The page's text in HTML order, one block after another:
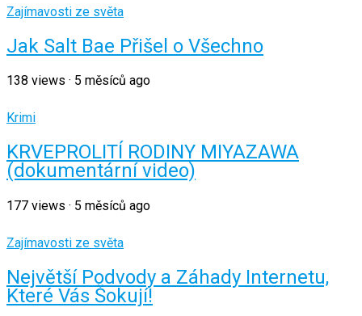
Zajímavosti ze světa
Jak Salt Bae Přišel o Všechno
138 views · 5 měsíců ago
Krimi
KRVEPROLITÍ RODINY MIYAZAWA
(dokumentární video)
177 views · 5 měsíců ago
Zajímavosti ze světa
Největší Podvody a Záhady Internetu,
Které Vás Šokují!